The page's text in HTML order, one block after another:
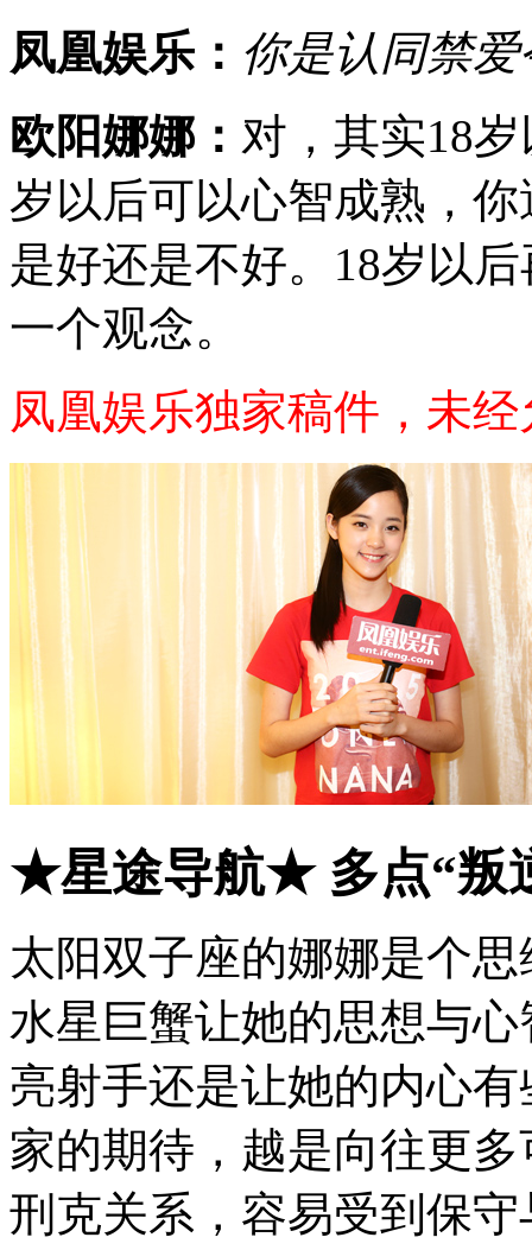
凤凰娱乐： 你是认同禁
欧阳娜娜： 对，其实18
岁以后可以心智成熟，
是好还是不好。18岁以
一个观念。
凤凰娱乐独家稿件，未
★星途导航★ 多点“叛
太阳双子座的娜娜是个
水星巨蟹让她的思想与
亮射手还是让她的内心
家的期待，越是向往更
刑克关系，容易受到保